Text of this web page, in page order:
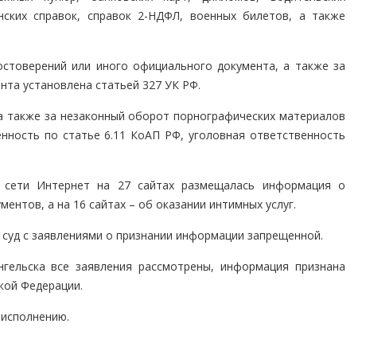
справок, справок 2-НДФЛ, военных билетов, а также
или иного официального документа, а также за
установлена статьей 327 УК РФ.
также за незаконный оборот порнографических материалов
по статье 6.11 КоАП РФ, уголовная ответственность
Интернет на 27 сайтах размещалась информация о
а на 16 сайтах – об оказании интимных услуг.
с заявлениями о признании информации запрещенной.
все заявления рассмотрены, информация признана
Федерации.